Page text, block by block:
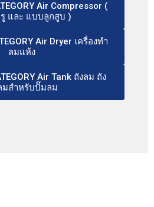
Air Compressor (
และ แบบลูกสูบ )
Air Dryer เครื่องทำ
ลมแห้ง
Air Tank ถังลม ถัง
มสำหรับปั๊มลม